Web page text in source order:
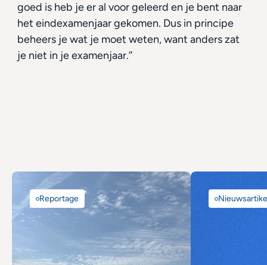
goed is heb je er al voor geleerd en je bent naar
het eindexamenjaar gekomen. Dus in principe
beheers je wat je moet weten, want anders zat
je niet in je examenjaar.’’
Reportage